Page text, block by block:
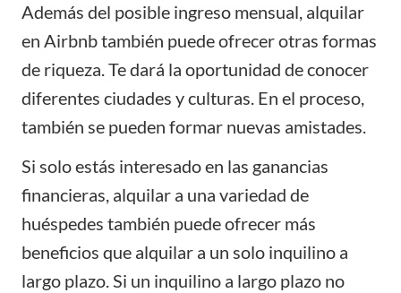
Además del posible ingreso mensual, alquilar
en Airbnb también puede ofrecer otras formas
de riqueza. Te dará la oportunidad de conocer
diferentes ciudades y culturas. En el proceso,
también se pueden formar nuevas amistades.
Si solo estás interesado en las ganancias
financieras, alquilar a una variedad de
huéspedes también puede ofrecer más
beneficios que alquilar a un solo inquilino a
largo plazo. Si un inquilino a largo plazo no